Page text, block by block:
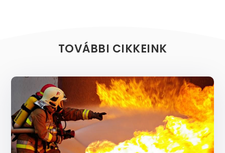
TOVÁBBI CIKKEINK